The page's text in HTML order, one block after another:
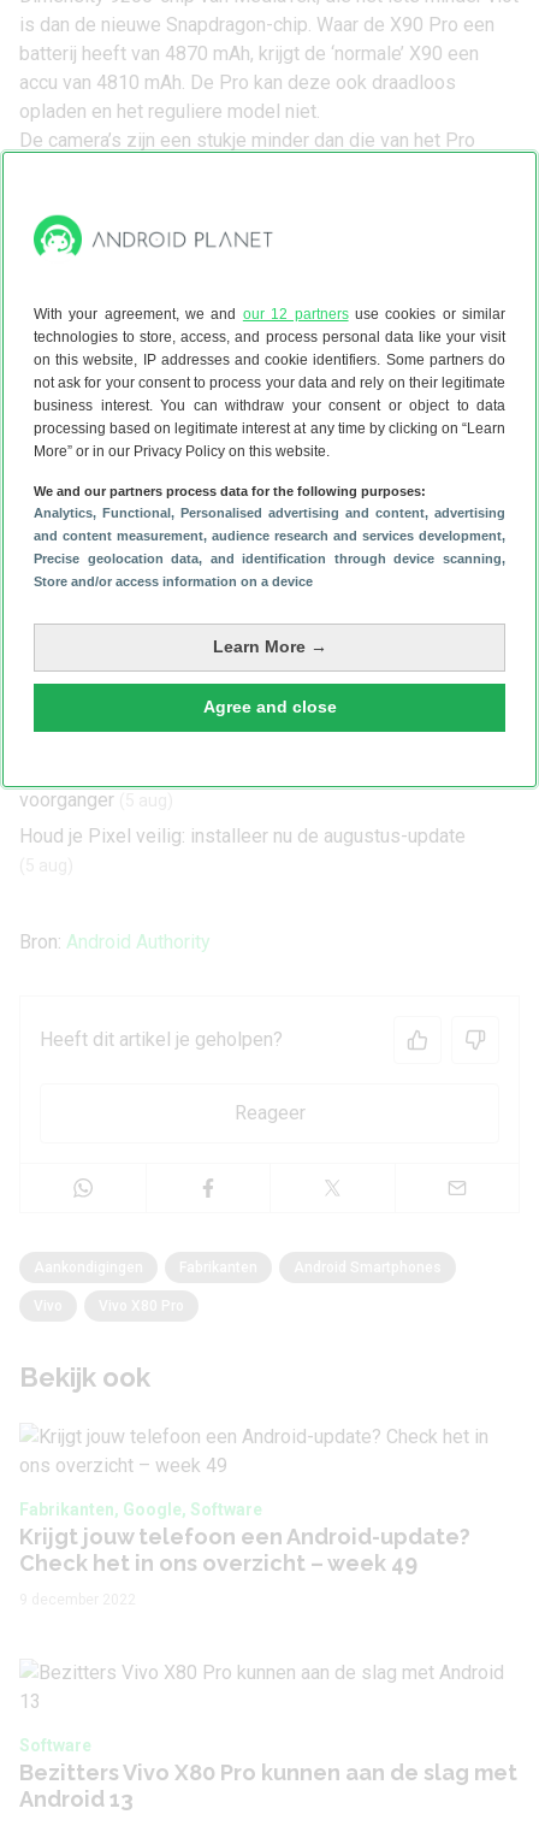
With your agreement, we and our 12 partnersuse cookies or similar
technologies to store, access, and process personal data like your visit
on this website, IP addresses and cookie identifiers. Some partners do
not ask for your consent to process your data and rely on their legitimate
business interest. You can withdraw your consent or object to data
processing based on legitimate interest at any time by clicking on “Learn
More” or in our Privacy Policy on this website.
We and our partners process data for the following purposes:
Analytics, Functional, Personalised advertising and content, advertising
and content measurement, audience research and services development,
Precise geolocation data, and identification through device scanning,
Store and/or access information on a device
Learn More →
Agree and close
is dan de nieuwe Snapdragon-chip. Waar de X90 Pro een
batterij heeft van 4870 mAh, krijgt de ‘normale’ X90 een
accu van 4810 mAh. De Pro kan deze ook draadloos
opladen en het reguliere model niet.
De camera’s zijn een stukje minder dan die van het Pro
X90 zijn ook de hoofdcamera en telelens van lagere
kwaliteit.
Vivo heeft de X90-lijn voor nu enkel aangekondigd in China.
Daar kosten de smartphones omgerekend505, 680en885
euro.In Nederland is het bedrijfonlangs gestopt. Het is
daarom onwaarschijnlijk dat de smartphones op de
Nederlandse markt verschijnen.
Niet lang geleden testten we nog de Vivo X80 Pro en daar
waren we erg tevreden over. Wil je meer weten over het
toestel? Lees dan onzeuitgebreide review.
Meer Android-nieuws:
Zien: vouw in scherm Samsung Galaxy Z Fold 8 Ultra wordt
Deze updates maken je WhatsApp-groepen veel beter
(6 aug)
Dit is wanneer de Google Assistent écht helemaal verdwijnt
(5 aug)
voorganger
Houd je Pixel veilig: installeer nu de augustus-update
Bron: Android Authority
Heeft dit artikel je geholpen?
Reageer
Bekijk ook
Fabrikanten, Google, Software
Krijgt jouw telefoon een Android-update?
Check het in ons overzicht – week 49
Software
Bezitters Vivo X80 Pro kunnen aan de slag met
Android 13